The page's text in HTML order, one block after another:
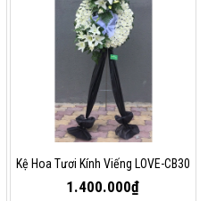
Kệ Hoa Tươi Kính Viếng LOVE-CB30
1.400.000₫